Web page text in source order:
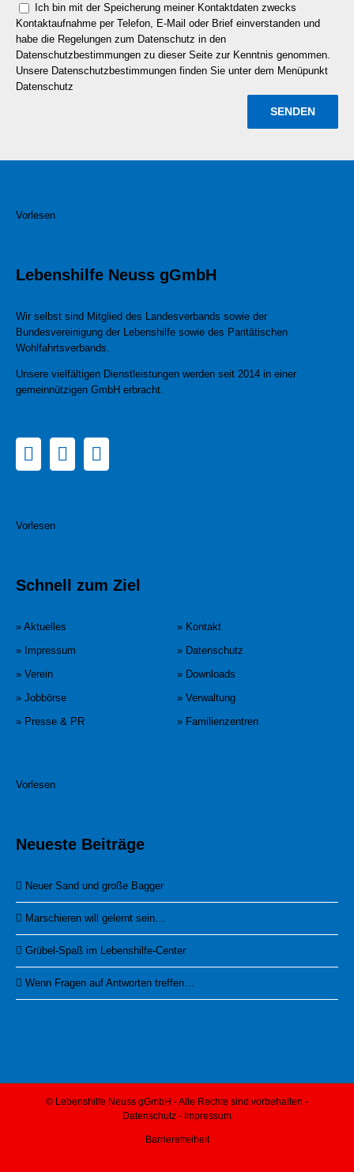
Ich bin mit der Speicherung meiner Kontaktdaten zwecks
Kontaktaufnahme per Telefon, E-Mail oder Brief einverstanden und
habe die Regelungen zum Datenschutz in den
Datenschutzbestimmungen zu dieser Seite zur Kenntnis genommen.
Unsere Datenschutzbestimmungen finden Sie unter dem Menüpunkt
Datenschutz
Vorlesen
Lebenshilfe Neuss gGmbH
Wir selbst sind Mitglied des Landesverbands sowie der
Bundesvereinigung der Lebenshilfe sowie des Paritätischen
Wohlfahrtsverbands.
Unsere vielfältigen Dienstleistungen werden seit 2014 in einer
gemeinnützigen GmbH erbracht.
Vorlesen
Schnell zum Ziel
» Aktuelles
» Kontakt
» Impressum
» Datenschutz
» Verein
» Downloads
» Jobbörse
» Verwaltung
» Presse & PR
» Familienzentren
Vorlesen
Neueste Beiträge
Neuer Sand und große Bagger
Marschieren will gelernt sein…
Grübel-Spaß im Lebenshilfe-Center
Wenn Fragen auf Antworten treffen…
© Lebenshilfe Neuss gGmbH - Alle Rechte sind vorbehalten -
Datenschutz - Impressum
Barrierefreiheit